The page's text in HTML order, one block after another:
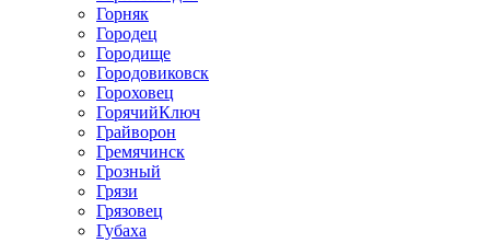
Горняк
Городец
Городище
Городовиковск
Гороховец
ГорячийКлюч
Грайворон
Гремячинск
Грозный
Грязи
Грязовец
Губаха